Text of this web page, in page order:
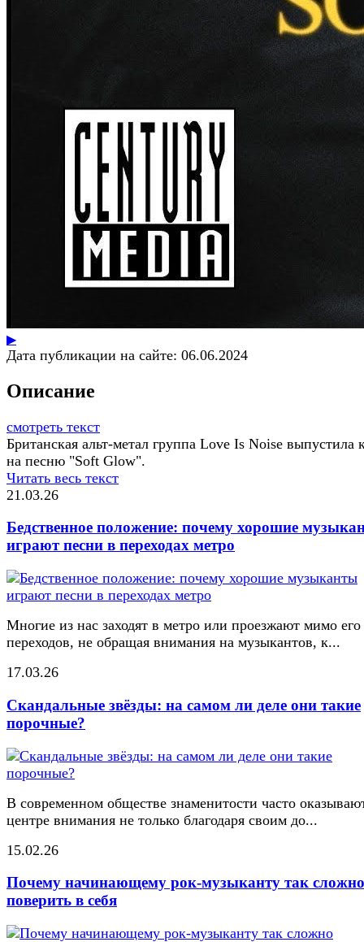
▶
Дата публикации на сайте: 06.06.2024
Описание
смотреть текст
Британская альт-метал группа Love Is Noise выпустила
на песню "Soft Glow".
Читать весь текст
21.03.26
Бедственное положение: почему хорошие
играют песни в переходах метро
Многие из нас заходят в метро или проезжают мимо его
переходов, не обращая внимания на музыкантов, к...
17.03.26
Скандальные звёзды: на самом ли деле они такие
порочные?
В современном обществе знаменитости часто
центре внимания не только благодаря своим до...
15.02.26
Почему начинающему рок-музыканту так сложно
поверить в себя